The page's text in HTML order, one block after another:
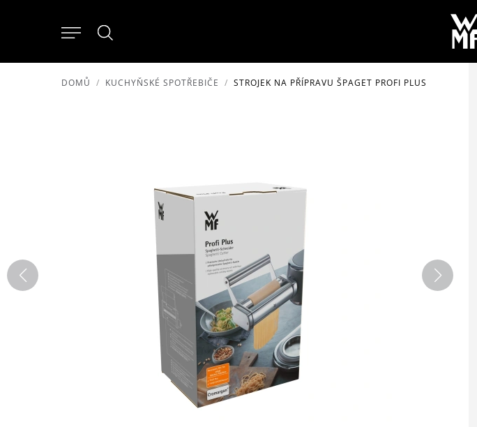
DOMŮ KUCHYŇSKÉ SPOTŘEBIČE STROJEK NA PŘÍPRAVU ŠPAGET PROFI PLUS